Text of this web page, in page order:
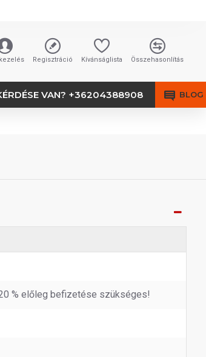
Regisztráció Kívánságlista Összehasonlítás
VAN? +36204388908 BLOG
% előleg befizetése szükséges!